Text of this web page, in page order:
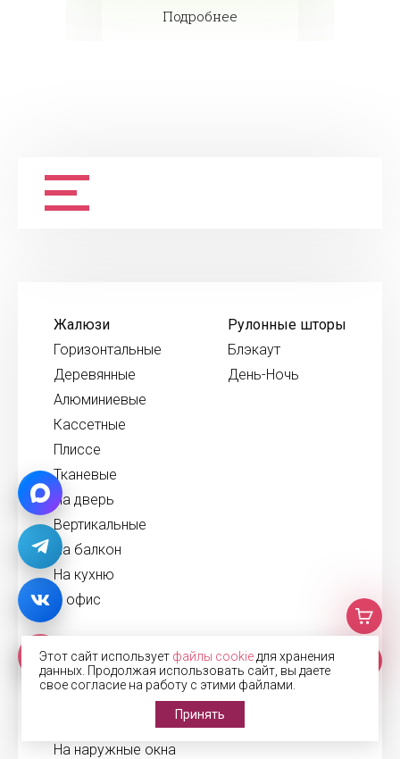
Подробнее
Жалюзи
Горизонтальные
Деревянные
Алюминиевые
Кассетные
Плиссе
Тканевые
На дверь
Вертикальные
На балкон
На кухню
В офис
Рулонные шторы
Блэкаут
День-Ночь
Рольставни
В санузел
На наружные окна
Этот сайт использует файлы cookie для хранения
данных. Продолжая использовать сайт, вы даете
свое согласие на работу с этими файлами.
Принять